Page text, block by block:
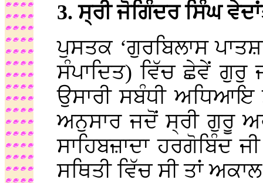
3. ਸ੍ਰੀ ਜੋਗਿੰਦਰ ਸਿੰਘ
ਪੁਸਤਕ ‘ਗੁਰਬਿਲਾਸ
ਸੰਪਾਦਿਤ) ਵਿੱਚ ਛੇਵੇਂ ਗੁਰੁ
ਉਸਾਰੀ ਸਬੰਧੀ
ਅਨੁਸਾਰ ਜਦੋਂ ਸ੍ਰੀ ਗੁਰੂ
ਸਾਹਿਬਜ਼ਾਦਾ ਹਰਗੋਬਿੰਦ
ਸਥਿਤੀ ਵਿੱਚ ਸੀ ਤਾਂ